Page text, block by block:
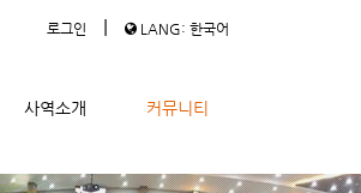
로그인 | LANG: 한국어
사역소개 커뮤니티